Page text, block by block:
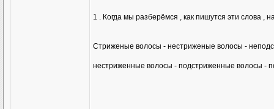
1 . Когда мы разберёмся , как пишутся эти слова ,
Стриженые волосы - нестриженые волосы -
нестриженные волосы - подстриженные волосы -